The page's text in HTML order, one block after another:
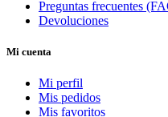
Preguntas frecuentes
Devoluciones
Mi cuenta
Mi perfil
Mis pedidos
Mis favoritos